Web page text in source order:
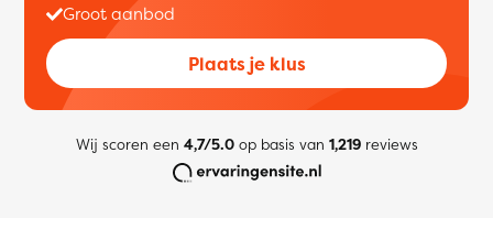
Groot aanbod
Plaats je klus
Wij scoren een 4,7/5.0op basis van 1,219reviews